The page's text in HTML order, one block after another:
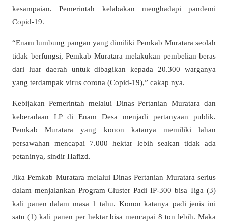
kesampaian. Pemerintah kelabakan menghadapi pandemi
Copid-19.
“Enam lumbung pangan yang dimiliki Pemkab Muratara seolah
tidak berfungsi, Pemkab Muratara melakukan pembelian beras
dari luar daerah untuk dibagikan kepada 20.300 warganya
yang terdampak virus corona (Copid-19),” cakap nya.
Kebijakan Pemerintah melalui Dinas Pertanian Muratara dan
keberadaan LP di Enam Desa menjadi pertanyaan publik.
Pemkab Muratara yang konon katanya memiliki lahan
persawahan mencapai 7.000 hektar lebih seakan tidak ada
petaninya, sindir Hafizd.
Jika Pemkab Muratara melalui Dinas Pertanian Muratara serius
dalam menjalankan Program Cluster Padi IP-300 bisa Tiga (3)
kali panen dalam masa 1 tahu. Konon katanya padi jenis ini
satu (1) kali panen per hektar bisa mencapai 8 ton lebih. Maka